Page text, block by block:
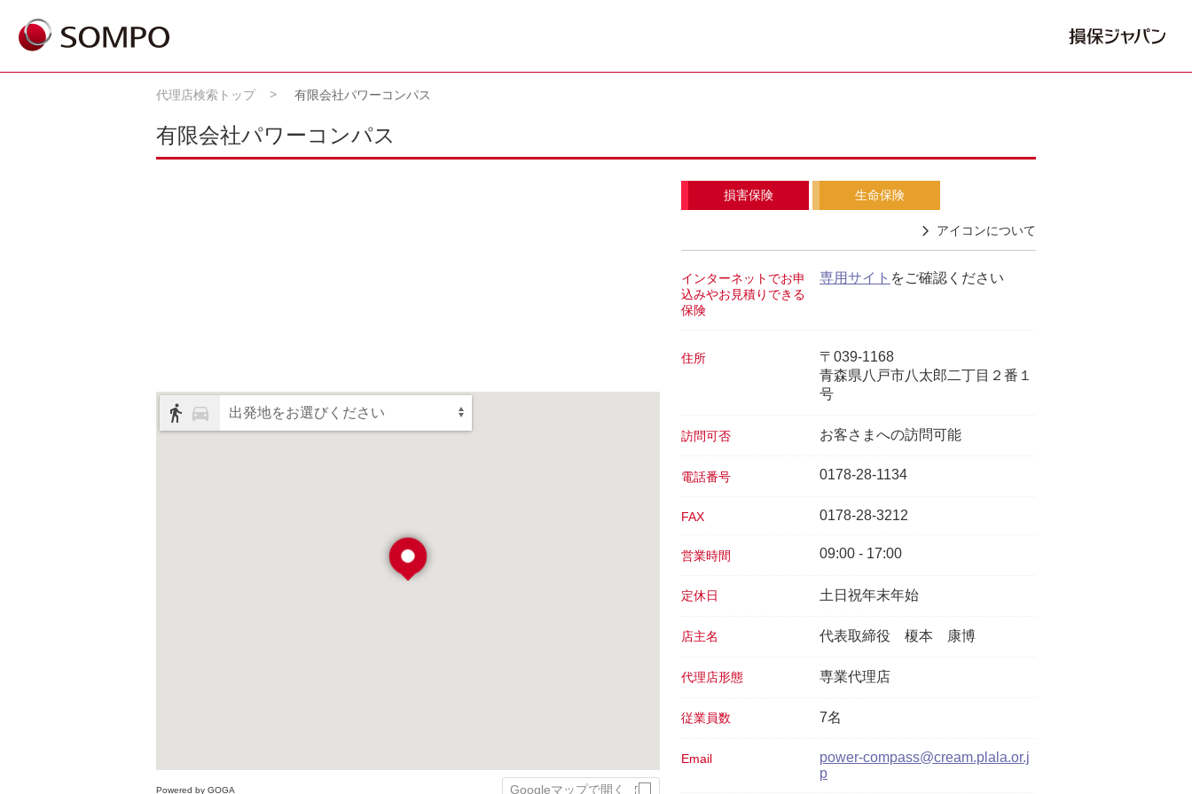
代理店検索トップ 有限会社パワーコンパス
有限会社パワーコンパス
損害保険 生命保険
アイコンについて
インターネットでお申
込みやお見積りできる
保険
専用サイト をご確認ください
住所
〒039-1168
青森県八戸市八太郎二丁目２番１
号
訪問可否 お客さまへの訪問可能
電話番号 0178-28-1134
FAX 0178-28-3212
営業時間 09:00 - 17:00
定休日 土日祝年末年始
店主名 代表取締役 榎本 康博
代理店形態 専業代理店
従業員数 7名
Email
power-compass@cream.plala.or.j
p
出発地をお選びください
Powered by GOGA Googleマップで開く